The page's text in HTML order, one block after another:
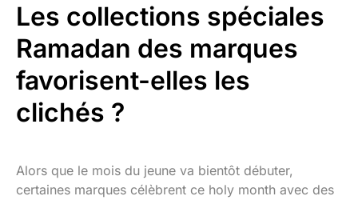
Les collections spéciales
Ramadan des marques
favorisent-elles les
clichés ?
Alors que le mois du jeune va bientôt débuter,
certaines marques célèbrent ce holy month avec des